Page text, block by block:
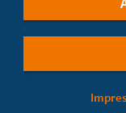
Cookie-